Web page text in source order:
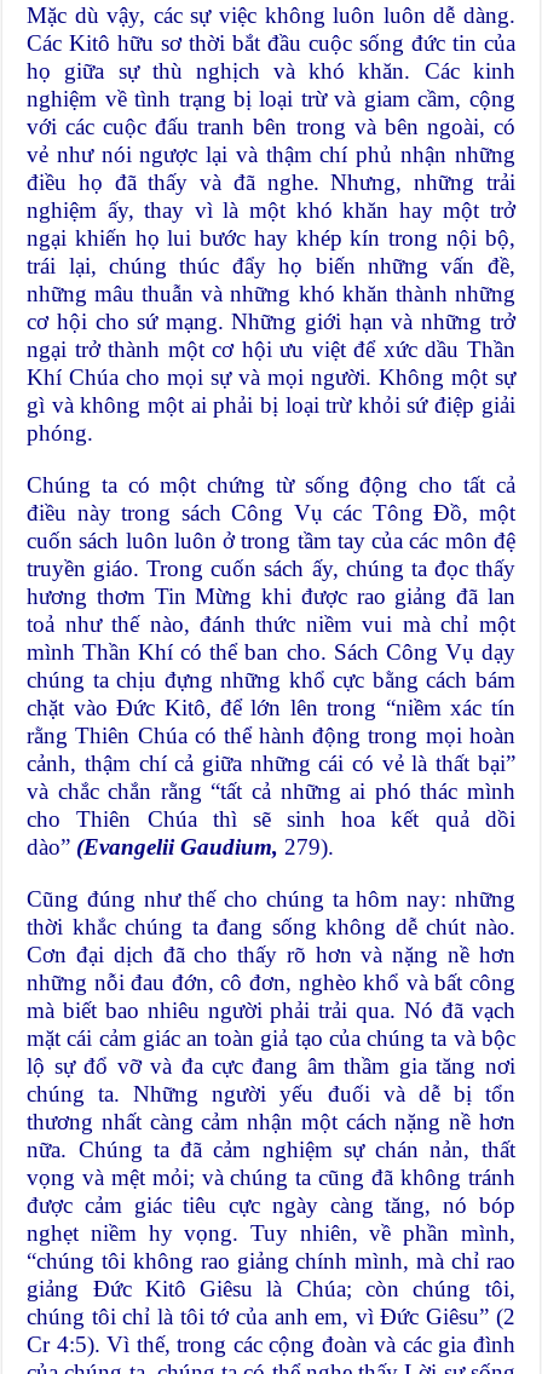
Mặc dù vậy, các sự việc không luôn luôn dễ dàng.
Các Kitô hữu sơ thời bắt đầu cuộc sống đức tin của
họ giữa sự thù nghịch và khó khăn. Các kinh
nghiệm về tình trạng bị loại trừ và giam cầm, cộng
với các cuộc đấu tranh bên trong và bên ngoài, có
vẻ như nói ngược lại và thậm chí phủ nhận những
điều họ đã thấy và đã nghe. Nhưng, những trải
nghiệm ấy, thay vì là một khó khăn hay một trở
ngại khiến họ lui bước hay khép kín trong nội bộ,
trái lại, chúng thúc đẩy họ biến những vấn đề,
những mâu thuẫn và những khó khăn thành những
cơ hội cho sứ mạng. Những giới hạn và những trở
ngại trở thành một cơ hội ưu việt để xức dầu Thần
Khí Chúa cho mọi sự và mọi người. Không một sự
gì và không một ai phải bị loại trừ khỏi sứ điệp giải
phóng.
Chúng ta có một chứng từ sống động cho tất cả
điều này trong sách Công Vụ các Tông Đồ, một
cuốn sách luôn luôn ở trong tầm tay của các môn đệ
truyền giáo. Trong cuốn sách ấy, chúng ta đọc thấy
hương thơm Tin Mừng khi được rao giảng đã lan
toả như thế nào, đánh thức niềm vui mà chỉ một
mình Thần Khí có thể ban cho. Sách Công Vụ dạy
chúng ta chịu đựng những khổ cực bằng cách bám
chặt vào Đức Kitô, để lớn lên trong “niềm xác tín
rằng Thiên Chúa có thể hành động trong mọi hoàn
cảnh, thậm chí cả giữa những cái có vẻ là thất bại”
và chắc chắn rằng “tất cả những ai phó thác mình
cho Thiên Chúa thì sẽ sinh hoa kết quả dồi
dào” (Evangelii Gaudium, 279).
Cũng đúng như thế cho chúng ta hôm nay: những
thời khắc chúng ta đang sống không dễ chút nào.
Cơn đại dịch đã cho thấy rõ hơn và nặng nề hơn
những nỗi đau đớn, cô đơn, nghèo khổ và bất công
mà biết bao nhiêu người phải trải qua. Nó đã vạch
mặt cái cảm giác an toàn giả tạo của chúng ta và bộc
lộ sự đổ vỡ và đa cực đang âm thầm gia tăng nơi
chúng ta. Những người yếu đuối và dễ bị tổn
thương nhất càng cảm nhận một cách nặng nề hơn
nữa. Chúng ta đã cảm nghiệm sự chán nản, thất
vọng và mệt mỏi; và chúng ta cũng đã không tránh
được cảm giác tiêu cực ngày càng tăng, nó bóp
nghẹt niềm hy vọng. Tuy nhiên, về phần mình,
“chúng tôi không rao giảng chính mình, mà chỉ rao
giảng Đức Kitô Giêsu là Chúa; còn chúng tôi,
chúng tôi chỉ là tôi tớ của anh em, vì Đức Giêsu” (2
Cr 4:5). Vì thế, trong các cộng đoàn và các gia đình